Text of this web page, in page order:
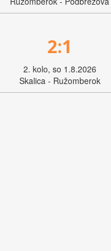
2:1
2. kolo, so 1.8.2026
Skalica - Ružomberok